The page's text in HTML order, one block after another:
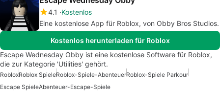
4.1
Kostenlos
Eine kostenlose App für Roblox, von Obby Bros Studios.
Kostenlos herunterladen für Roblox
Escape Wednesday Obby ist eine kostenlose Software für Roblox,
die zur Kategorie 'Utilities' gehört.
RobloxRoblox SpieleRoblox-Spiele-AbenteuerRoblox-Spiele Parkour
Escape SpieleAbenteuer-Escape-Spiele